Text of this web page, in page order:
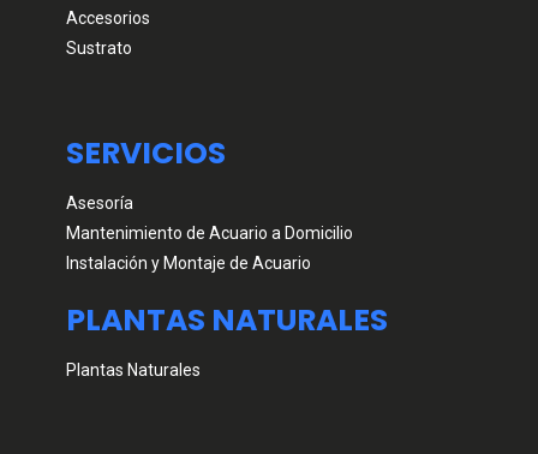
Accesorios
Sustrato
SERVICIOS
Asesoría
Mantenimiento de Acuario a Domicilio
Instalación y Montaje de Acuario
PLANTAS NATURALES
Plantas Naturales